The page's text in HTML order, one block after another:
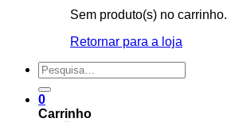
Sem produto(s) no carrinho.
Retornar para a loja
Pesquisar
por:
0
Carrinho